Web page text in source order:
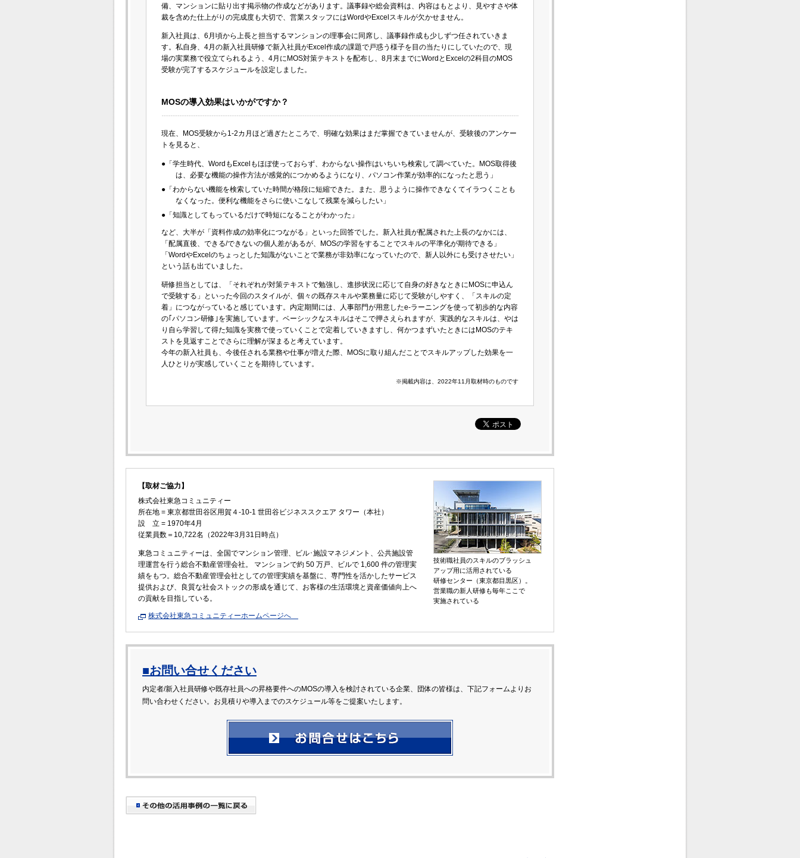
備、マンションに貼り出す掲示物の作成などがあります。議事録や総会資料は、内容はもとより、見やすさや体
裁を含めた仕上がりの完成度も大切で、営業スタッフにはWordやExcelスキルが欠かせません。
新入社員は、6月頃から上長と担当するマンションの理事会に同席し、議事録作成も少しずつ任されていきま
す。私自身、4月の新入社員研修で新入社員がExcel作成の課題で戸惑う様子を目の当たりにしていたので、現
場の実業務で役立てられるよう、4月にMOS対策テキストを配布し、8月末までにWordとExcelの2科目のMOS
受験が完了するスケジュールを設定しました。
MOSの導入効果はいかがですか？
現在、MOS受験から1-2カ月ほど過ぎたところで、明確な効果はまだ掌握できていませんが、受験後のアンケー
トを見ると、
●「学生時代、WordもExcelもほぼ使っておらず、わからない操作はいちいち検索して調べていた。MOS取得後
は、必要な機能の操作方法が感覚的につかめるようになり、パソコン作業が効率的になったと思う」
●「わからない機能を検索していた時間が格段に短縮できた。また、思うように操作できなくてイラつくことも
なくなった。便利な機能をさらに使いこなして残業を減らしたい」
●「知識としてもっているだけで時短になることがわかった」
など、大半が「資料作成の効率化につながる」といった回答でした。新入社員が配属された上長のなかには、
「配属直後、できる/できないの個人差があるが、MOSの学習をすることでスキルの平準化が期待できる」
「WordやExcelのちょっとした知識がないことで業務が非効率になっていたので、新人以外にも受けさせたい」
という話も出ていました。
研修担当としては、「それぞれが対策テキストで勉強し、進捗状況に応じて自身の好きなときにMOSに申込ん
で受験する」といった今回のスタイルが、個々の既存スキルや業務量に応じて受験がしやすく、「スキルの定
着」につながっていると感じています。内定期間には、人事部門が用意したe-ラーニングを使って初歩的な内容
の｢パソコン研修｣を実施しています。ベーシックなスキルはそこで押さえられますが、実践的なスキルは、やは
り自ら学習して得た知識を実務で使っていくことで定着していきますし、何かつまずいたときにはMOSのテキ
ストを見返すことでさらに理解が深まると考えています。
今年の新入社員も、今後任される業務や仕事が増えた際、MOSに取り組んだことでスキルアップした効果を一
人ひとりが実感していくことを期待しています。
※掲載内容は、2022年11月取材時のものです
技術職社員のスキルのブラッシュ
アップ用に活用されている
研修センター（東京都目黒区）。
営業職の新人研修も毎年ここで
実施されている
【取材ご協力】
株式会社東急コミュニティー
所在地 = 東京都世田谷区用賀４-10-1 世田谷ビジネススクエア タワー（本社）
設 立 = 1970年4月
従業員数＝10,722名（2022年3月31日時点）
東急コミュニティーは、全国でマンション管理、ビル･施設マネジメント、公共施設管
理運営を行う総合不動産管理会社。 マンションで約 50 万戸、ビルで 1,600 件の管理実
績をもつ。総合不動産管理会社としての管理実績を基盤に、専門性を活かしたサービス
提供および、良質な社会ストックの形成を通じて、お客様の生活環境と資産価値向上へ
の貢献を目指している。
株式会社東急コミュニティーホームページへ
■お問い合せください
内定者/新入社員研修や既存社員への昇格要件へのMOSの導入を検討されている企業、団体の皆様は、下記フォームよりお
問い合わせください。お見積りや導入までのスケジュール等をご提案いたします。